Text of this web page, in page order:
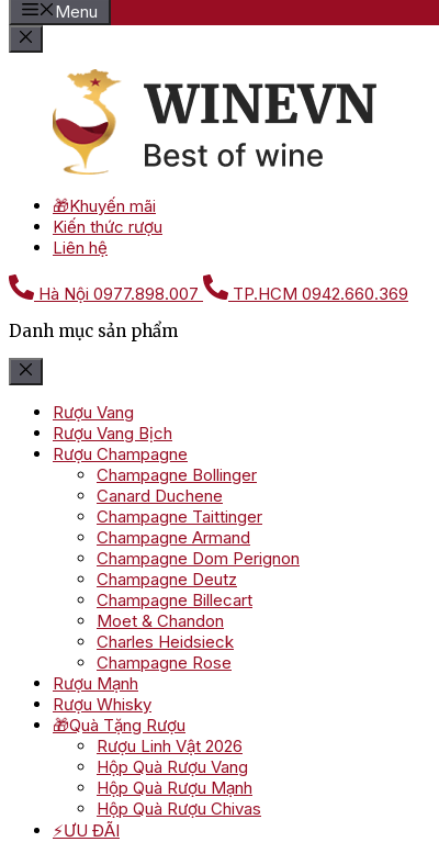
Menu
🎁Khuyến mãi
Kiến thức rượu
Liên hệ
Hà Nội 0977.898.007 TP.HCM 0942.660.369
Danh mục sản phẩm
Rượu Vang
Rượu Vang Bịch
Rượu Champagne
Champagne Bollinger
Canard Duchene
Champagne Taittinger
Champagne Armand
Champagne Dom Perignon
Champagne Deutz
Champagne Billecart
Moet & Chandon
Charles Heidsieck
Champagne Rose
Rượu Mạnh
Rượu Whisky
🎁Quà Tặng Rượu
Rượu Linh Vật 2026
Hộp Quà Rượu Vang
Hộp Quà Rượu Mạnh
Hộp Quà Rượu Chivas
⚡ƯU ĐÃI